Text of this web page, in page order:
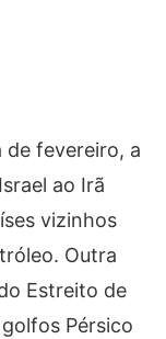
de fevereiro, a
ao Irã
vizinhos
Outra
Estreito de
Pérsico